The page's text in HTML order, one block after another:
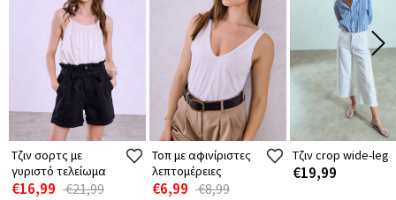
Τζιν σορτς με
γυριστό τελείωμα
€16,99 €21,99
Τοπ με αφινίριστες
λεπτομέρειες
€6,99 €8,99
Τζιν crop wide-leg
€19,99